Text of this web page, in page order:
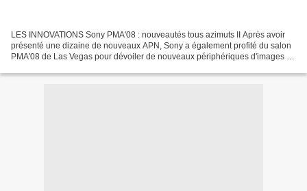
LES INNOVATIONS Sony PMA'08 : nouveautés tous azimuts II Après avoir
présenté une dizaine de nouveaux APN, Sony a également profité du salon
PMA'08 de Las Vegas pour dévoiler de nouveaux périphériques d'images :